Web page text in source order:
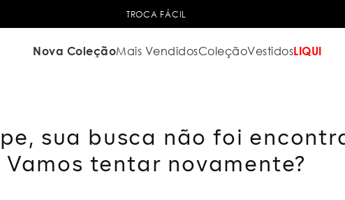
TROCA FÁCIL
Nova ColeçãoMais VendidosColeçãoVestidosLIQUI
sua busca não foi
Vamos tentar novamente?